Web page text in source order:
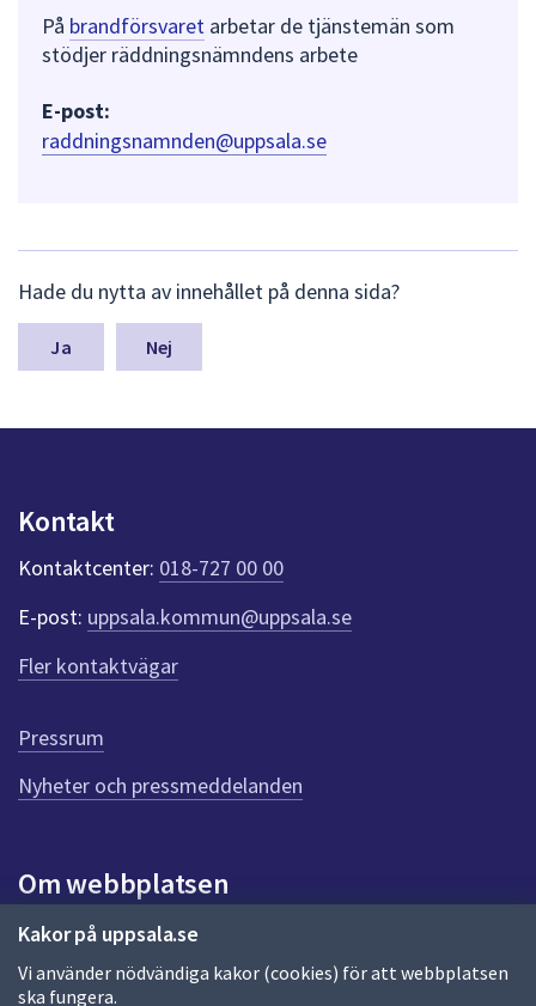
Kakor på uppsala.se
Vi använder nödvändiga kakor (cookies) för att webbplatsen
ska fungera.
På brandförsvaret arbetar de tjänstemän som
stödjer räddningsnämndens arbete
E-post:
raddningsnamnden@uppsala.se
ä
m
a
y
n
t
r
ö
e
n
n
i
d
a
Hade du nytta av innehållet på denna sida?
Nej
Kontakt
Kontaktcenter: 018-727 00 00
E-post: uppsala.kommun@uppsala.se
Fler kontaktvägar
Pressrum
Nyheter och pressmeddelanden
Om webbplatsen
Om webbplatsen
Allmänna handlingar och diarium